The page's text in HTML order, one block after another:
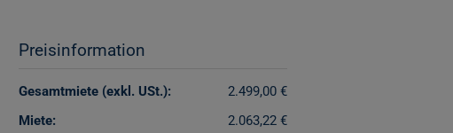
Preisinformation
Gesamtmiete (exkl. USt.):
2.499,00 €
Miete:
2.063,22 €